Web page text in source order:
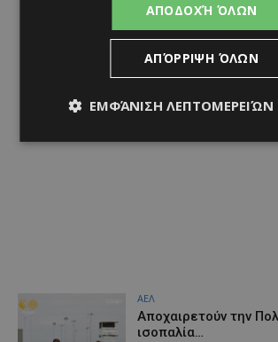
ΑΕΛ
Aποχαιρετούν την
ισοπαλία…
ΑΠΟΔΟΧΉ ΌΛΩΝ
ΑΠΌΡΡΙΨΗ ΌΛΩΝ
ΕΜΦΆΝΙΣΗ ΛΕΠΤΟΜΕΡΕΙΏΝ